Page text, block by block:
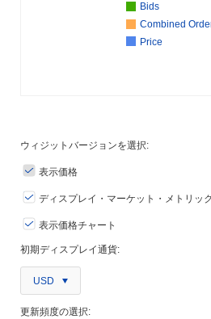
Bids
Combined
Price
ウィジットバージョンを選択:
表示価格
ディスプレイ・マーケット・メトリック
表示価格チャート
初期ディスプレイ通貨:
USD
更新頻度の選択: